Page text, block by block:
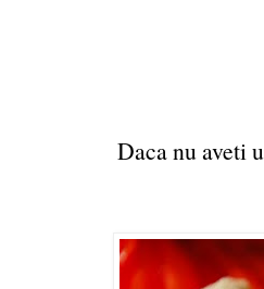
Daca nu aveti